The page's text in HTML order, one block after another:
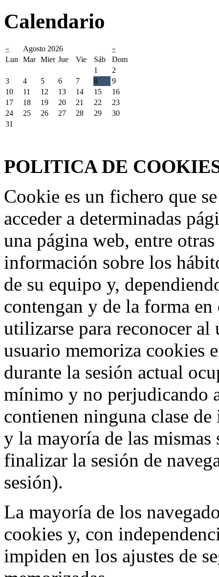
Calendario
« Agosto 2026
»
Lun
Mar Mier Jue Vie Sáb
Dom
1
2
3
4 5 6 7 8
9
10
11 12 13 14 15
16
17
18 19 20 21 22
23
24
25 26 27 28 29
30
31
POLITICA DE
Cookie es un fichero que
acceder a determinadas
una página web, entre
información sobre los
de su equipo y,
contengan y de la forma
utilizarse para reconocer
usuario memoriza cookies
durante la sesión actual
mínimo y no perjudicando
contienen ninguna clase
y la mayoría de las
finalizar la sesión de
sesión).
La mayoría de los
cookies y, con
impiden en los ajustes de